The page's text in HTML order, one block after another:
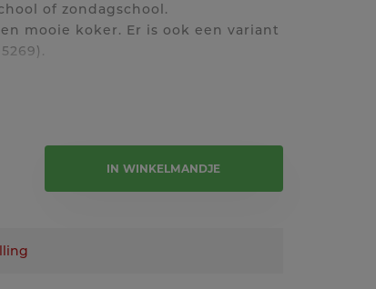
of zondagschool.
mooie koker. Er is ook een variant
IN WINKELMANDJE